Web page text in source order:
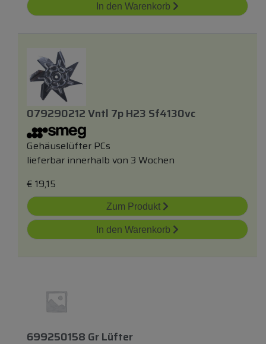
In den Warenkorb
079290212 Vntl 7p H23 Sf4130vc
Gehäuselüfter PCs
lieferbar innerhalb von 3 Wochen
€ 19,15
Zum Produkt
In den Warenkorb
699250158 Gr Lüfter